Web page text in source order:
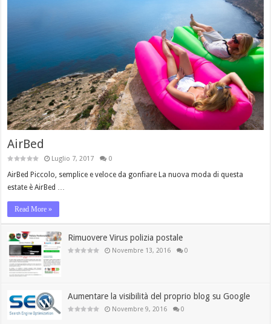
AirBed
Luglio 7, 2017 0
AirBed Piccolo, semplice e veloce da gonfiare La nuova moda di questa
estate è AirBed …
Read More »
Rimuovere Virus polizia postale
Novembre 13, 2016 0
Aumentare la visibilità del proprio blog su Google
Novembre 9, 2016 0